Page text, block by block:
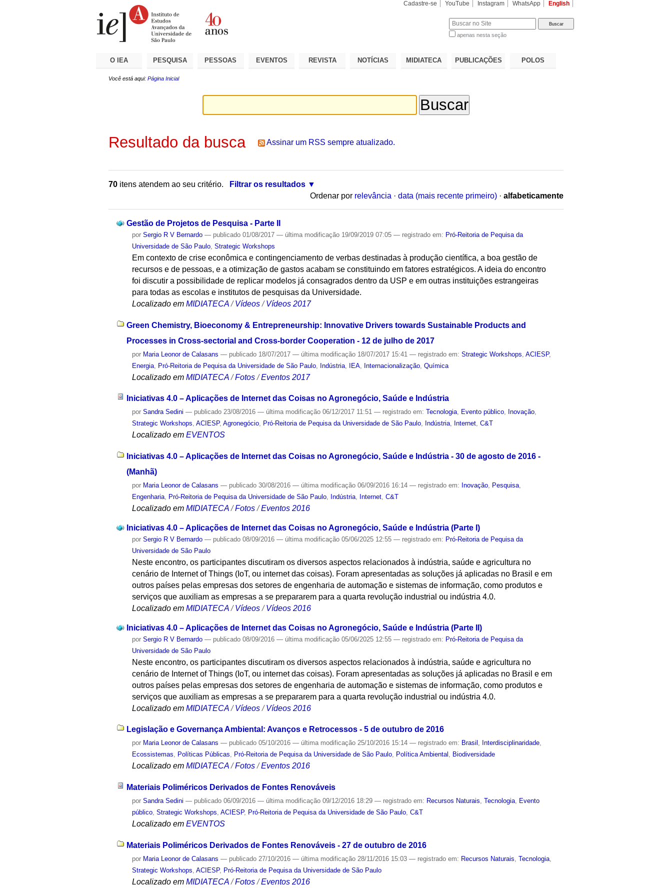
Cadastre-se YouTube Instagram WhatsApp English
apenas nesta seção
O IEA PESQUISA PESSOAS EVENTOS REVISTA NOTÍCIAS MIDIATECA PUBLICAÇÕES POLOS
Você está aqui: Página Inicial
Resultado da busca Assinar um RSS sempre atualizado.
70 itens atendem ao seu critério.
Filtrar os resultados
Ordenar por relevância · data (mais recente primeiro) · alfabeticamente
Gestão de Projetos de Pesquisa - Parte II
porSergio R V Bernardo — publicado 01/08/2017— última modificação 19/09/2019 07:05— registrado em: Pró-Reitoria de Pequisa da
Universidade de São Paulo ,Strategic Workshops
Em contexto de crise econômica e contingenciamento de verbas destinadas à produção científica, a boa gestão de
recursos e de pessoas, e a otimização de gastos acabam se constituindo em fatores estratégicos. A ideia do encontro
foi discutir a possibilidade de replicar modelos já consagrados dentro da USP e em outras instituições estrangeiras
para todas as escolas e institutos de pesquisas da Universidade.
Localizado em MIDIATECA /Vídeos /Vídeos 2017
Green Chemistry, Bioeconomy & Entrepreneurship: Innovative Drivers towards Sustainable Products and
Processes in Cross-sectorial and Cross-border Cooperation - 12 de julho de 2017
por Maria Leonor de Calasans — publicado 18/07/2017— última modificação 18/07/2017 15:41— registrado em:Strategic Workshops ,ACIESP,
Energia Pró-Reitoria de Pequisa da Universidade de São Paulo Indústria IEA Internacionalização ,Química
Localizado em MIDIATECA /Fotos /Eventos 2017
Iniciativas 4.0 – Aplicações de Internet das Coisas no Agronegócio, Saúde e Indústria
porSandra Sedini — publicado 23/08/2016— última modificação 06/12/2017 11:51— registrado em:Tecnologia, Evento público, Inovação,
Strategic Workshops,ACIESP,Agronegócio, Pró-Reitoria de Pequisa da Universidade de São Paulo, Indústria, Internet,C&T
Localizado em EVENTOS
Iniciativas 4.0 – Aplicações de Internet das Coisas no Agronegócio, Saúde e Indústria - 30 de agosto de 2016 -
(Manhã)
por Maria Leonor de Calasans — publicado 30/08/2016— última modificação 06/09/2016 16:14— registrado em: Inovação, Pesquisa,
Engenharia, Pró-Reitoria de Pequisa da Universidade de São Paulo, Indústria, Internet,C&T
Localizado em MIDIATECA /Fotos /Eventos 2016
Iniciativas 4.0 – Aplicações de Internet das Coisas no Agronegócio, Saúde e Indústria (Parte I)
porSergio R V Bernardo — publicado 08/09/2016— última modificação 05/06/2025 12:55— registrado em: Pró-Reitoria de Pequisa da
Universidade de São Paulo
Neste encontro, os participantes discutiram os diversos aspectos relacionados à indústria, saúde e agricultura no
cenário de Internet of Things (IoT, ou internet das coisas). Foram apresentadas as soluções já aplicadas no Brasil e em
outros países pelas empresas dos setores de engenharia de automação e sistemas de informação, como produtos e
serviços que auxiliam as empresas a se prepararem para a quarta revolução industrial ou indústria 4.0.
Localizado em MIDIATECA /Vídeos /Vídeos 2016
Iniciativas 4.0 – Aplicações de Internet das Coisas no Agronegócio, Saúde e Indústria (Parte II)
porSergio R V Bernardo — publicado 08/09/2016— última modificação 05/06/2025 12:55— registrado em: Pró-Reitoria de Pequisa da
Universidade de São Paulo
Neste encontro, os participantes discutiram os diversos aspectos relacionados à indústria, saúde e agricultura no
cenário de Internet of Things (IoT, ou internet das coisas). Foram apresentadas as soluções já aplicadas no Brasil e em
outros países pelas empresas dos setores de engenharia de automação e sistemas de informação, como produtos e
serviços que auxiliam as empresas a se prepararem para a quarta revolução industrial ou indústria 4.0.
Localizado em MIDIATECA /Vídeos /Vídeos 2016
Legislação e Governança Ambiental: Avanços e Retrocessos - 5 de outubro de 2016
por Maria Leonor de Calasans — publicado 05/10/2016— última modificação 25/10/2016 15:14— registrado em: Brasil , Interdisciplinaridade,
Ecossistemas, Políticas Públicas, Pró-Reitoria de Pequisa da Universidade de São Paulo, Política Ambiental , Biodiversidade
Localizado em MIDIATECA /Fotos /Eventos 2016
Materiais Poliméricos Derivados de Fontes Renováveis
porSandra Sedini — publicado 06/09/2016— última modificação 09/12/2016 18:29— registrado em: Recursos Naturais ,Tecnologia
Evento
público ,Strategic Workshops ,ACIESP, Pró-Reitoria de Pequisa da Universidade de São Paulo ,C&T
Localizado em EVENTOS
Materiais Poliméricos Derivados de Fontes Renováveis - 27 de outubro de 2016
por Maria Leonor de Calasans — publicado 27/10/2016— última modificação 28/11/2016 15:03— registrado em: Recursos Naturais ,Tecnologia
Strategic Workshops ,ACIESP, Pró-Reitoria de Pequisa da Universidade de São Paulo
Localizado em MIDIATECA /Fotos /Eventos 2016